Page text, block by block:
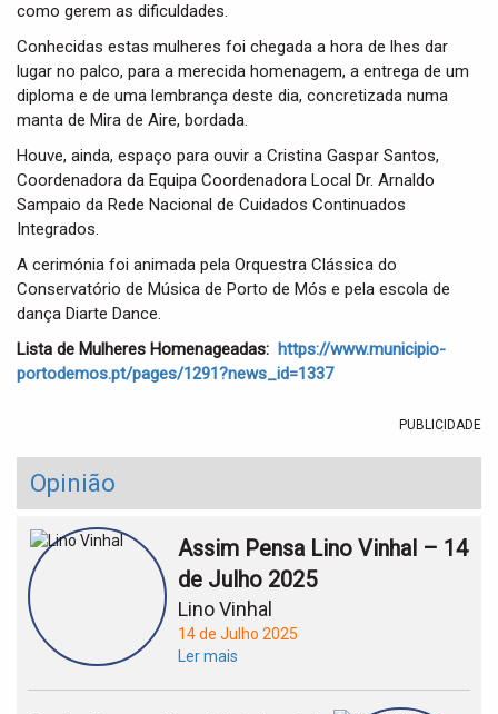
como gerem as dificuldades.
Conhecidas estas mulheres foi chegada a hora de lhes dar
lugar no palco, para a merecida homenagem, a entrega de um
diploma e de uma lembrança deste dia, concretizada numa
manta de Mira de Aire, bordada.
Houve, ainda, espaço para ouvir a Cristina Gaspar Santos,
Coordenadora da Equipa Coordenadora Local Dr. Arnaldo
Sampaio da Rede Nacional de Cuidados Continuados
Integrados.
A cerimónia foi animada pela Orquestra Clássica do
Conservatório de Música de Porto de Mós e pela escola de
dança Diarte Dance.
Lista de Mulheres Homenageadas: https://www.municipio-
portodemos.pt/pages/1291?news_id=1337
PUBLICIDADE
Opinião
Assim Pensa Lino Vinhal – 14
de Julho 2025
Lino Vinhal
14 de Julho 2025
Ler mais